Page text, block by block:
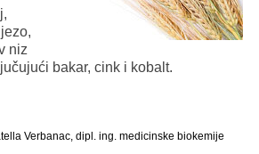
niz
bakar, cink i kobalt.
Verbanac, dipl. ing. medicinske biokemije